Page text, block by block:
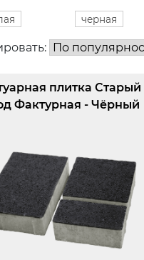
черная
плитка Старый
Фактурная - Чёрный